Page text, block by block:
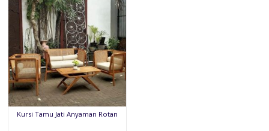
Kursi Tamu Jati Anyaman Rotan